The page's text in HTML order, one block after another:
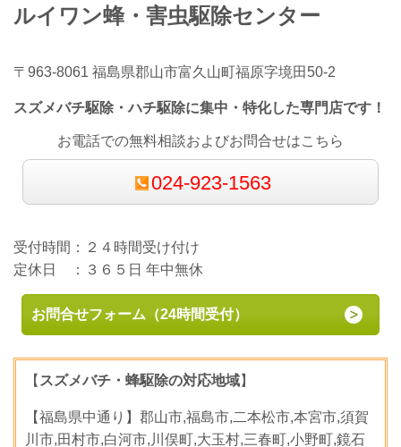
ルイワン蜂・害虫駆除センター
〒963-8061 福島県郡山市富久山町福原字境田50-2
スズメバチ駆除・ハチ駆除に集中・特化した専門店です！
お電話での無料相談およびお問合せはこちら
024-923-1563
受付時間：２４時間受け付け
定休日 ：３６５日 年中無休
お問合せフォーム（24時間受付）
【 スズメバチ・蜂駆除の対応地域】
【福島県中通り】郡山市,福島市,二本松市,本宮市,須賀
川市,田村市,白河市,川俣町,大玉村,三春町,小野町,鏡石